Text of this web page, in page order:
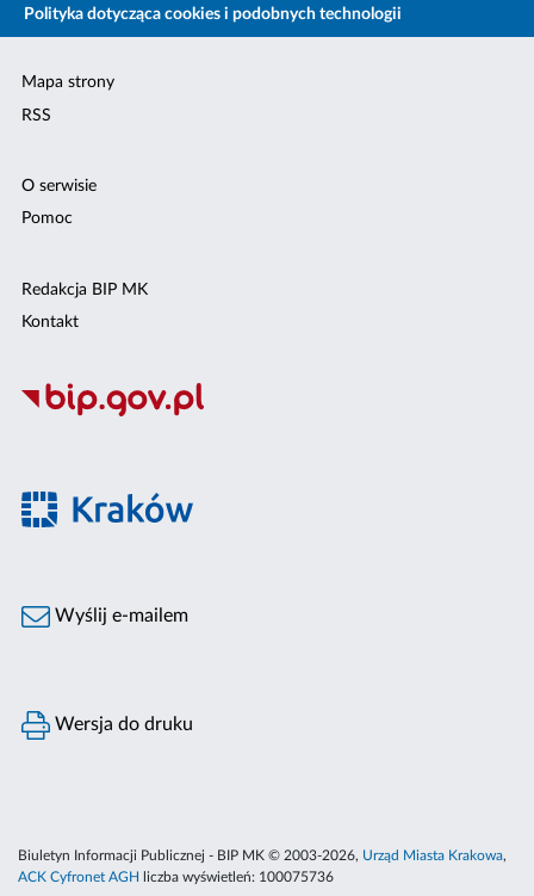
Polityka dotycząca cookies i podobnych technologii
Mapa strony
RSS
O serwisie
Pomoc
Redakcja BIP MK
Kontakt
Wyślij e-mailem
Wersja do druku
Biuletyn Informacji Publicznej - BIP MK © 2003-2026, Urząd Miasta Krakowa,
ACK Cyfronet AGH
liczba wyświetleń: 100075736